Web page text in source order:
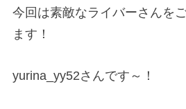
今回は素敵なライバーさんを
ます！
yurina_yy52さんです～！